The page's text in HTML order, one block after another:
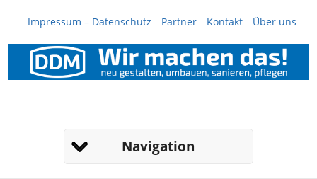
Impressum – Datenschutz Partner Kontakt Über uns
Navigation